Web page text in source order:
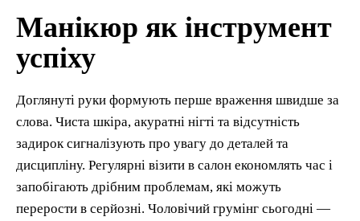
Манікюр як інструмент
успіху
Доглянуті руки формують перше враження швидше за
слова. Чиста шкіра, акуратні нігті та відсутність
задирок сигналізують про увагу до деталей та
дисципліну. Регулярні візити в салон економлять час і
запобігають дрібним проблемам, які можуть
перерости в серйозні. Чоловічий грумінг сьогодні —